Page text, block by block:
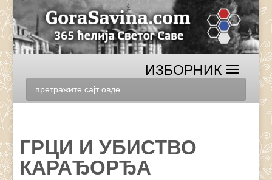
ГРЦИ И УБИСТВО
КАРАЂОРЂА